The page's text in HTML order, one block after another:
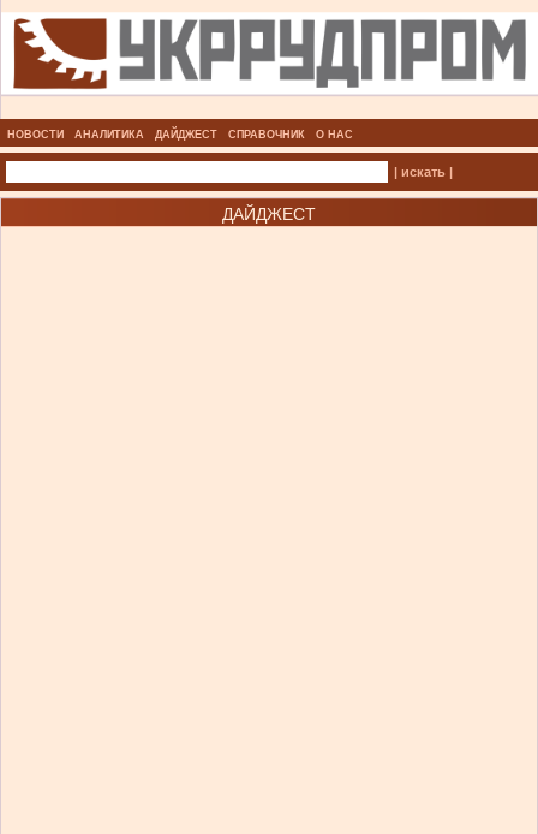
НОВОСТИ АНАЛИТИКА ДАЙДЖЕСТ СПРАВОЧНИК О НАС
| искать |
ДАЙДЖЕСТ